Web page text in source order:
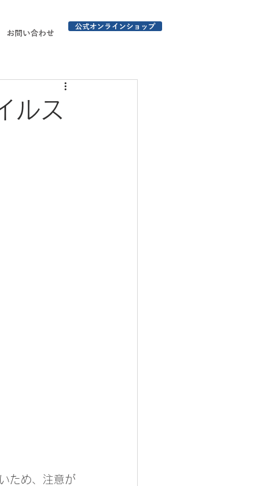
お問い合わせ
公式オンラインショップ
ルス
ため、注意が